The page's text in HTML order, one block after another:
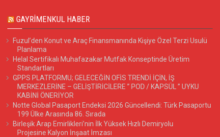
GAYRIMENKUL HABER
Fuzul’den Konut ve Araç Finansmanında Kişiye Özel Terzi Usulü
Planlama
Helal Sertifikalı Muhafazakar Mutfak Konseptinde Üretim
Standartları
GPPS PLATFORMU; GELECEĞİN OFİS TRENDİ İÇİN, İŞ
MERKEZLERİNE – GELİŞTİRİCİLERE ” POD / KAPSÜL ” UYKU
KABİNİ ÖNERİYOR
Notte Global Pasaport Endeksi 2026 Güncellendi: Türk Pasaportu
199 Ülke Arasında 86. Sırada
Birleşik Arap Emirlikleri’nin İlk Yüksek Hızlı Demiryolu
Projesine Kalyon İnşaat İmzası